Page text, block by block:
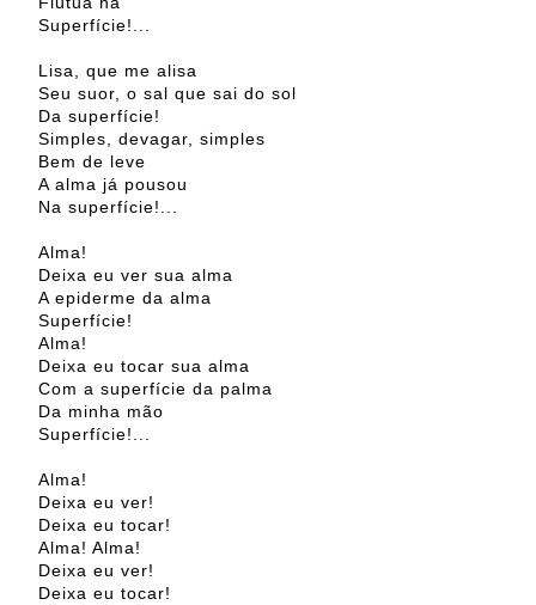
Superfície!...
Lisa, que me alisa
Seu suor, o sal que sai do sol
Da superfície!
Simples, devagar, simples
Bem de leve
A alma já pousou
Na superfície!...
Alma!
Deixa eu ver sua alma
A epiderme da alma
Superfície!
Alma!
Deixa eu tocar sua alma
Com a superfície da palma
Da minha mão
Superfície!...
Alma!
Deixa eu ver!
Deixa eu tocar!
Alma! Alma!
Deixa eu ver!
Deixa eu tocar!